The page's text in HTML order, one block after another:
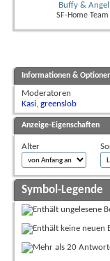
Buffy &
SF-Home Team
Informationen &
Moderatoren
Kasi, greenslob
Anzeige-Eigenschaften
Alter
Symbol-Legende